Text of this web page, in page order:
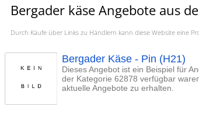
Bergader käse Angebote aus
Durch Käufe über Links zu Händlern kann diese Website eine
Bergader Käse - Pin (H21)
Dieses Angebot ist ein Beispiel für
der Kategorie 62878 verfügbar
aktuelle Angebote zu erhalten.